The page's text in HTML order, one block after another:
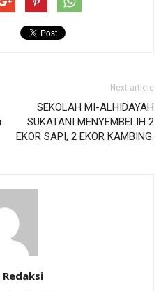
Next article
SEKOLAH MI-ALHIDAYAH
SUKATANI MENYEMBELIH 2
EKOR SAPI, 2 EKOR KAMBING.